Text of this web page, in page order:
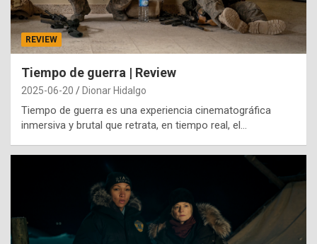
REVIEW
Tiempo de guerra | Review
2025-06-20 Dionar Hidalgo
Tiempo de guerra es una experiencia cinematográfica
inmersiva y brutal que retrata, en tiempo real, el…